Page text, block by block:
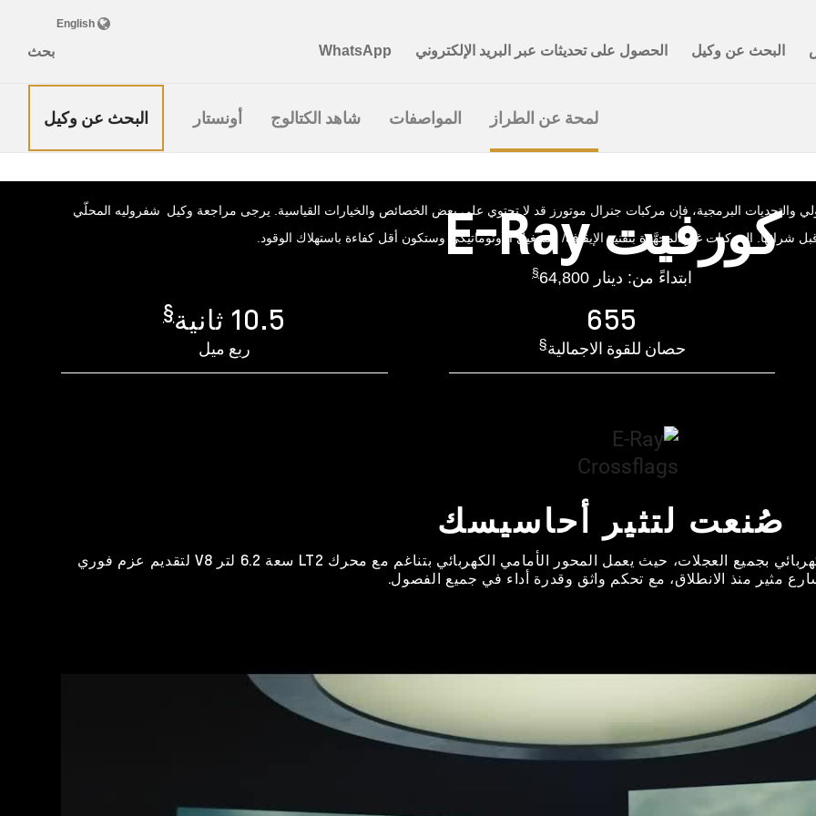
لمحة عن الطراز المواصفات شاهد الكتالوج أونستار البحث عن وكيل
كورفيت E-Ray
ابتداءً من: دينار 64,800 §
والتحديات البرمجية، فإن مركبات جنرال موتورز قد لا تحتوي على بعض الخصائص والخيارات القياسية. يرجى مراجعة وكيل شفروليه المحلّي
شرائها. المركبات غير المجهَّزة بتقنية الإيقاف/ التشغيل الأوتوماتيكي وستكون أقل كفاءة باستهلاك الوقود.
655
حصان للقوة الاجمالية§
10.5 ثانية §
ربع ميل
صُنعت لتثير أحاسيسك
كورفيت E-Ray هي الأولى من نوعها بتقنية الدفع الكهربائي بجميع العجلات، حيث يعمل المحور الأمامي الكهربائي بتناغم مع محرك LT2 سعة 6.2 لتر V8 لتقديم عزم فوري
مثير منذ الانطلاق، مع تحكم واثق وقدرة أداء في جميع الفصول.